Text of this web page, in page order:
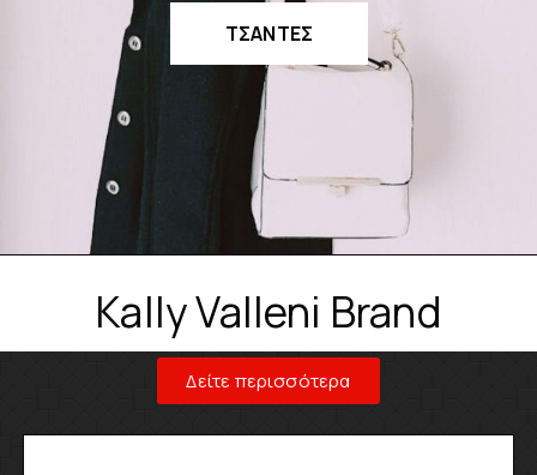
ΤΣΑΝΤΕΣ
Kally Valleni Brand
Δείτε περισσότερα